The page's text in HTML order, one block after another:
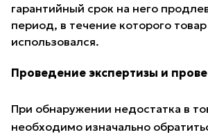
гарантийный срок на него
период, в течение которого
использовался.
Проведение экспертизы и
При обнаружении недостатка в
необходимо изначально